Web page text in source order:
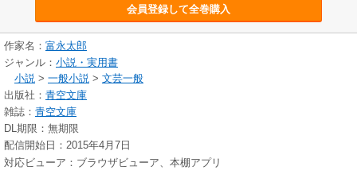
会員登録して全巻購入
作家名： 富永太郎
ジャンル： 小説・実用書
小説 > 一般小説 > 文芸一般
出版社： 青空文庫
雑誌： 青空文庫
DL期限：無期限
配信開始日：2015年4月7日
対応ビューア：ブラウザビューア、本棚アプリ